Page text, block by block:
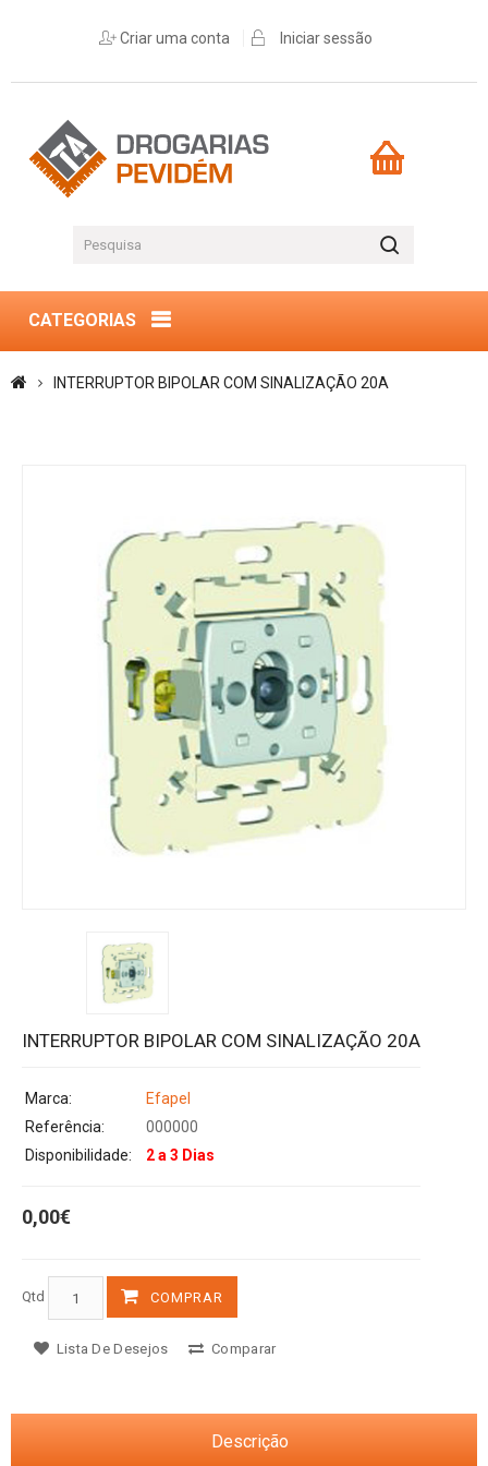
Criar uma conta Iniciar sessão
CATEGORIAS
INTERRUPTOR BIPOLAR COM SINALIZAÇÃO 20A
INTERRUPTOR BIPOLAR COM SINALIZAÇÃO 20A
Marca:
Efapel
Referência:
000000
Disponibilidade:
2 a 3 Dias
0,00€
Qtd COMPRAR
Lista De Desejos Comparar
Descrição